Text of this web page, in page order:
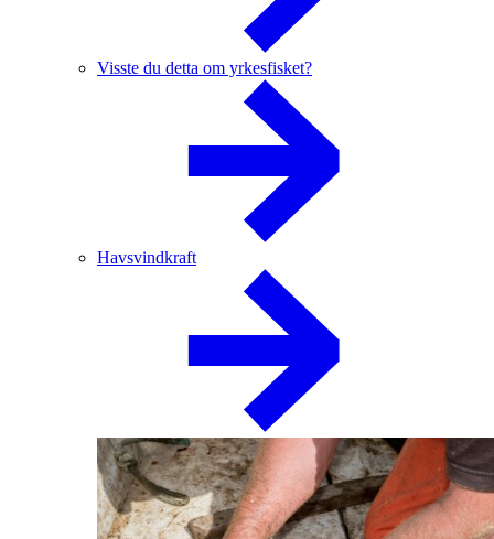
Visste du detta om yrkesfisket?
Havsvindkraft